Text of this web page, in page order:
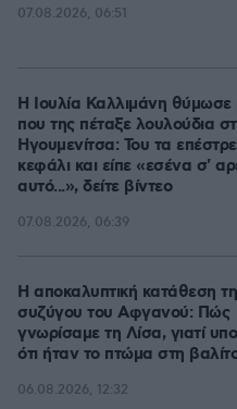
07.08.2026, 06:51
Η Ιουλία Καλλιμάνη θύμωσε
που της πέταξε λουλούδια
Ηγουμενίτσα: Του τα
κεφάλι και είπε «εσένα σ'
αυτό...», δείτε βίντεο
07.08.2026, 06:39
Η αποκαλυπτική κατάθεση
συζύγου του Αφγανού: Πώς
γνωρίσαμε τη Λίσα, γιατί
ότι ήταν το πτώμα στη
06.08.2026, 12:32